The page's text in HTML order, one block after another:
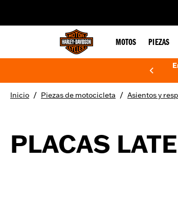
MOTOS PIEZAS
Inicio / Piezas de motocicleta / Asientos y
PLACAS